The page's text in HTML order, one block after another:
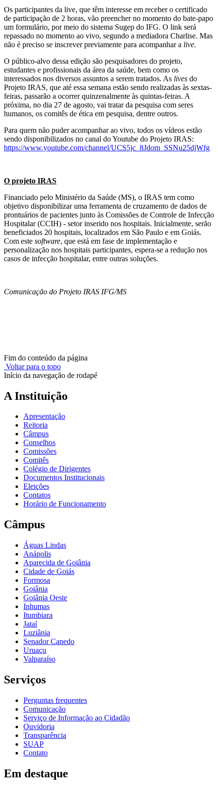
Os participantes da live, que têm interesse em receber o certificado
de participação de 2 horas, vão preencher no momento do bate-papo
um formulário, por meio do sistema Sugep do IFG. O link será
repassado no momento ao vivo, segundo a mediadora Charlise. Mas
não é preciso se inscrever previamente para acompanhar a live.
O público-alvo dessa edição são pesquisadores do projeto,
estudantes e profissionais da área da saúde, bem como os
interessados nos diversos assuntos a serem tratados. As lives do
Projeto IRAS, que até essa semana estão sendo realizadas às sextas-
feiras, passarão a ocorrer quinzenalmente às quintas-feiras. A
próxima, no dia 27 de agosto, vai tratar da pesquisa com seres
humanos, os comitês de ética em pesquisa, dentre outros.
Para quem não puder acompanhar ao vivo, todos os vídeos estão
sendo disponibilizados no canal do Youtube do Projeto IRAS:
https://www.youtube.com/channel/UCS5jc_8Jdom_SSNu25djWfg
O projeto IRAS
Financiado pelo Ministério da Saúde (MS), o IRAS tem como
objetivo disponibilizar uma ferramenta de cruzamento de dados de
prontuários de pacientes junto às Comissões de Controle de Infecção
Hospitalar (CCIH) - setor inserido nos hospitais. Inicialmente, serão
beneficiados 20 hospitais, localizados em São Paulo e em Goiás.
Com este software, que está em fase de implementação e
personalização nos hospitais participantes, espera-se a redução nos
casos de infecção hospitalar, entre outras soluções.
Comunicação do Projeto IRAS IFG/MS
Fim do conteúdo da página
Voltar para o topo
Início da navegação de rodapé
A Instituição
Apresentação
Reitoria
Câmpus
Conselhos
Comissões
Comitês
Colégio de Dirigentes
Documentos Institucionais
Eleições
Contatos
Horário de Funcionamento
Câmpus
Águas Lindas
Anápolis
Aparecida de Goiânia
Cidade de Goiás
Formosa
Goiânia
Goiânia Oeste
Inhumas
Itumbiara
Jataí
Luziânia
Senador Canedo
Uruaçu
Valparaíso
Serviços
Perguntas frequentes
Comunicação
Serviço de Informação ao Cidadão
Ouvidoria
Transparência
SUAP
Contato
Em destaque